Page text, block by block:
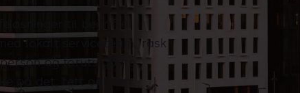
til bedrifter i
lokalt serviceteam, rask
og forutsigbare
på det, rett og slett.